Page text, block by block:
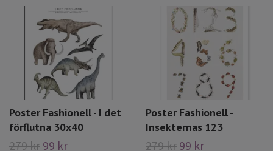
Poster Fashionell - I det
förflutna 30x40
279 kr 99 kr
Poster Fashionell -
Insekternas 123
279 kr 99 kr